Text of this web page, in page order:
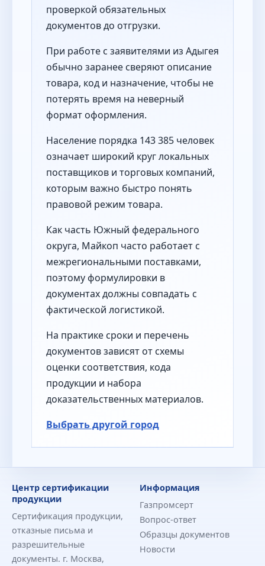
проверкой обязательных
документов до отгрузки.
При работе с заявителями из Адыгея
обычно заранее сверяют описание
товара, код и назначение, чтобы не
потерять время на неверный
формат оформления.
Население порядка 143 385 человек
означает широкий круг локальных
поставщиков и торговых компаний,
которым важно быстро понять
правовой режим товара.
Как часть Южный федерального
округа, Майкоп часто работает с
межрегиональными поставками,
поэтому формулировки в
документах должны совпадать с
фактической логистикой.
На практике сроки и перечень
документов зависят от схемы
оценки соответствия, кода
продукции и набора
доказательственных материалов.
Выбрать другой город
Центр сертификации
продукции
Сертификация продукции,
отказные письма и
разрешительные
документы. г. Москва,
Информация
Газпромсерт
Вопрос-ответ
Образцы документов
Новости